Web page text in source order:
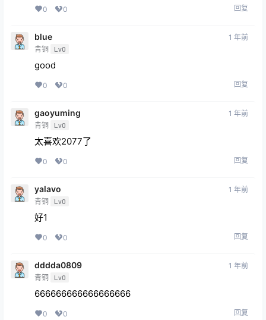
0 0 回复
blue
青铜 Lv0
1 年前
good
0 0 回复
gaoyuming
青铜 Lv0
1 年前
太喜欢2077了
0 0 回复
yalavo
青铜 Lv0
1 年前
好1
0 0 回复
dddda0809
青铜 Lv0
1 年前
666666666666666666
0 0 回复